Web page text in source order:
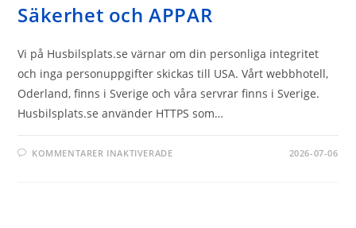
Säkerhet och APPAR
Vi på Husbilsplats.se värnar om din personliga integritet
och inga personuppgifter skickas till USA. Vårt webbhotell,
Oderland, finns i Sverige och våra servrar finns i Sverige.
Husbilsplats.se använder HTTPS som…
KOMMENTARER INAKTIVERADEFÖR 2026-07-06